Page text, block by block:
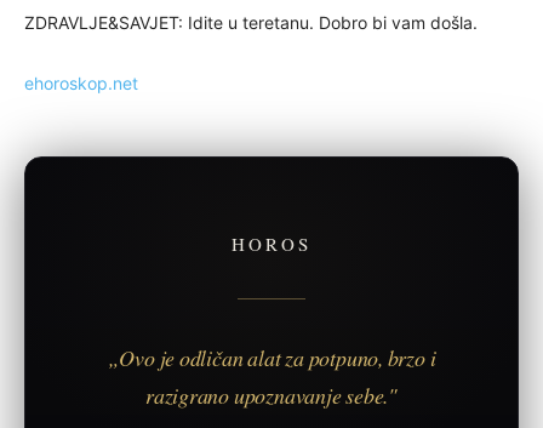
ZDRAVLJE&SAVJET: Idite u teretanu. Dobro bi vam došla.
ehoroskop.net
HOROS
„Ovo je odličan alat za potpuno, brzo i
razigrano upoznavanje sebe."